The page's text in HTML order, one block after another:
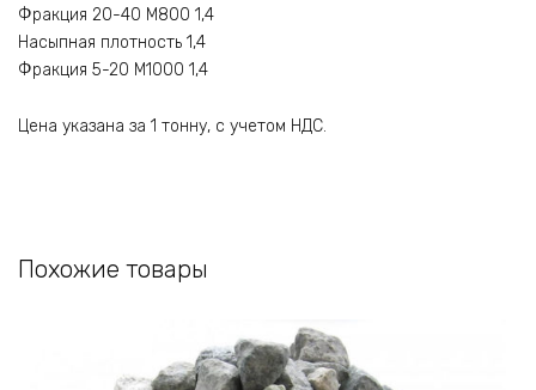
Фракция 20-40 М800 1,4
Насыпная плотность 1,4
Фракция 5-20 М1000 1,4
Цена указана за 1 тонну, с учетом НДС.
Похожие товары